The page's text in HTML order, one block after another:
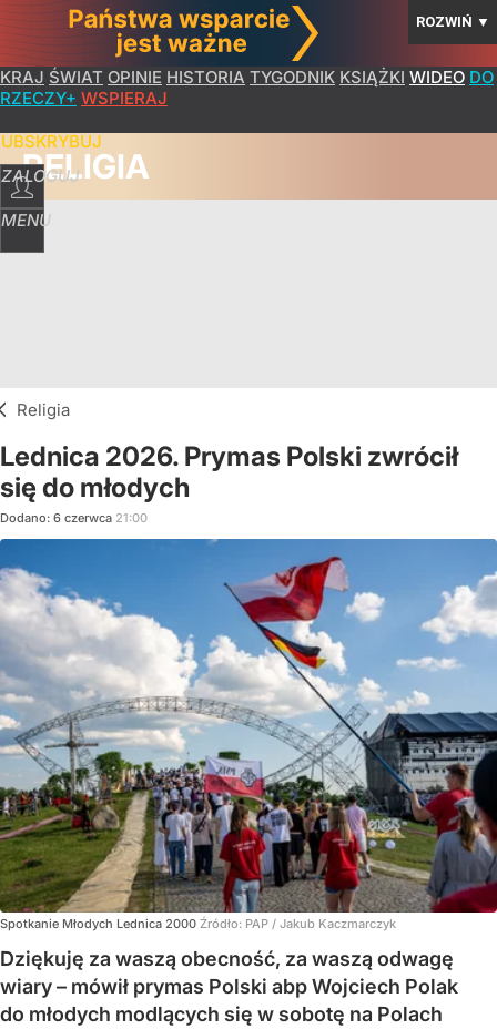
ROZWIŃ ▼
KRAJ ŚWIAT OPINIE HISTORIA TYGODNIK KSIĄŻKI WIDEO DO
RZECZY+ WSPIERAJ
ZALOGUJ
MENU
RELIGIA
Religia
Lednica 2026. Prymas Polski zwrócił
się do młodych
Dodano: 6 czerwca 21:00
Spotkanie Młodych Lednica 2000 Źródło: PAP / Jakub Kaczmarczyk
Dziękuję za waszą obecność, za waszą odwagę
wiary – mówił prymas Polski abp Wojciech Polak
do młodych modlących się w sobotę na Polach